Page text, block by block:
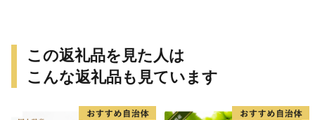
この返礼品を見た人は
こんな返礼品も見ています